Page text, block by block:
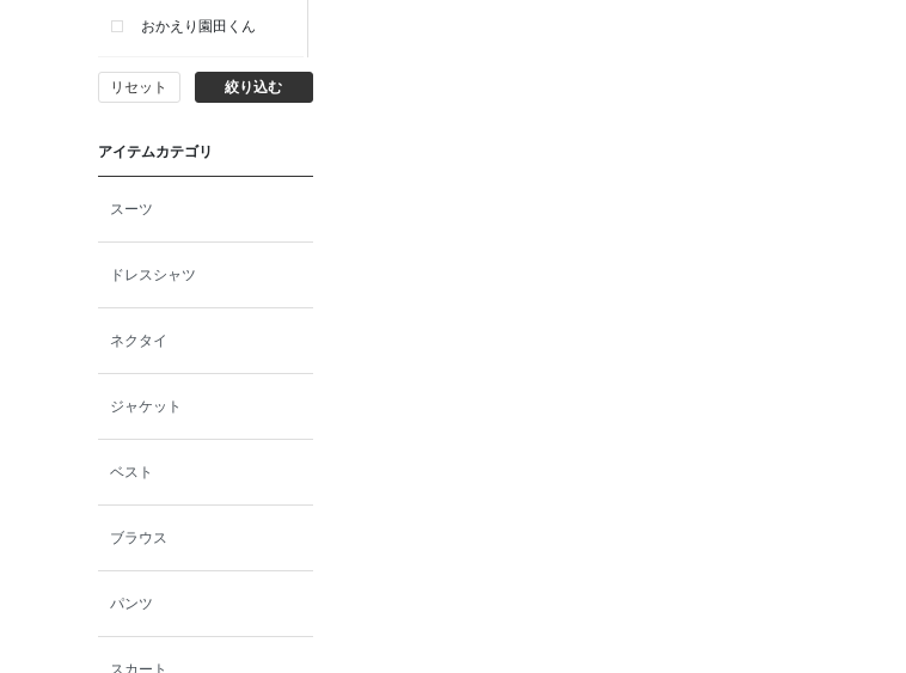
おかえり園田くん
ビー・エー・ジー
イヴィスト
ン
西脇シリーズ
小泉革店
シャミー
パーソンズジーンズ
ファインデーション
ローズペッシュ / パル
モンド
リセット 絞り込む
アイテムカテゴリ
スーツ
ドレスシャツ
ネクタイ
ジャケット
ベスト
ブラウス
パンツ
スカート